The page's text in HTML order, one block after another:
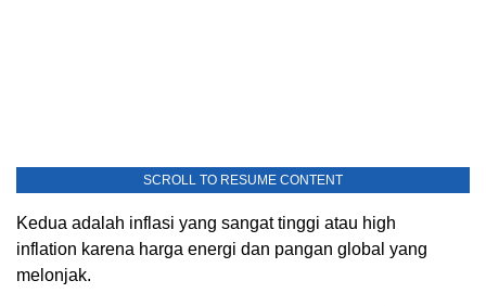
SCROLL TO RESUME CONTENT
Kedua adalah inflasi yang sangat tinggi atau high
inflation karena harga energi dan pangan global yang
melonjak.